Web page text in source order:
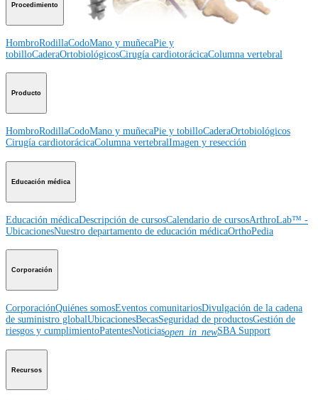
Procedimiento
HombroRodillaCodoMano y muñecaPie y
tobilloCaderaOrtobiológicosCirugía cardiotorácicaColumna vertebral
Producto
HombroRodillaCodoMano y muñecaPie y tobilloCaderaOrtobiológicos
Cirugía cardiotorácicaColumna vertebralImagen y resección
Educación médica
Educación médicaDescripción de cursosCalendario de cursosArthroLab™ -
UbicacionesNuestro departamento de educación médicaOrthoPedia
Corporación
CorporaciónQuiénes somosEventos comunitariosDivulgación de la cadena
de suministro globalUbicacionesBecasSeguridad de productosGestión de
riesgos y cumplimientoPatentesNoticiasopen_in_newSBA Support
Recursos